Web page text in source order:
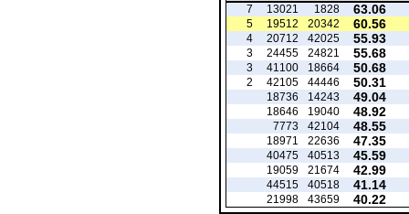
63.06
1828
13021
7
60.56
20342
19512
5
55.93
42025
20712
4
55.68
24821
24455
3
50.68
18664
41100
3
50.31
44446
42105
2
49.04
14243
18736
48.92
19040
18646
48.55
42104
7773
47.35
22636
18971
45.59
40513
40475
42.99
21674
19059
41.14
40518
44515
40.22
43659
21998